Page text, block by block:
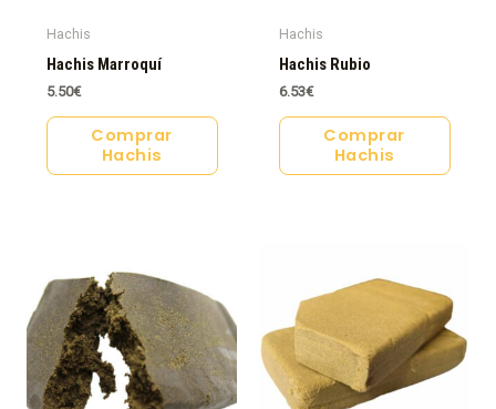
Hachis
Hachis Marroquí
5.50€
Comprar
Hachis
Hachis
Hachis Rubio
6.53€
Comprar
Hachis